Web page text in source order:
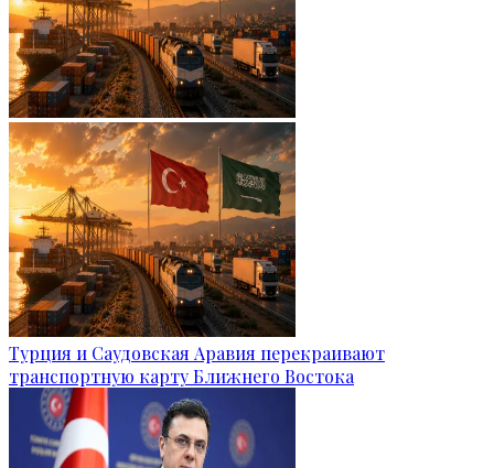
Турция и Саудовская Аравия перекраивают
транспортную карту Ближнего Востока